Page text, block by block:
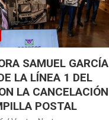
SAMUEL GARCÍA
LA LÍNEA 1 DEL
LA CANCELACIÓN
POSTAL